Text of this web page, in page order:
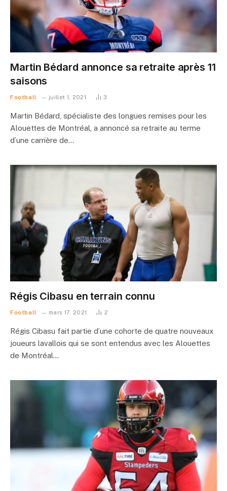
Martin Bédard annonce sa retraite après 11
saisons
Football juillet 1, 2021 3
Martin Bédard, spécialiste des longues remises pour les
Alouettes de Montréal, a annoncé sa retraite au terme
d’une carrière de…
Régis Cibasu en terrain connu
Football mars 17, 2021 2
Régis Cibasu fait partie d’une cohorte de quatre nouveaux
joueurs lavallois qui se sont entendus avec les Alouettes
de Montréal…